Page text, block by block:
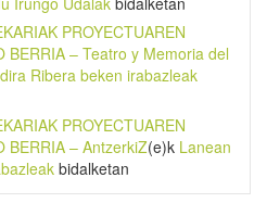
PROYECTUAREN
BERRIA – Teatro y Memoria del
Ribera beken irabazleak
PROYECTUAREN
BERRIA – AntzerkiZ(e)k Lanean
bidalketan